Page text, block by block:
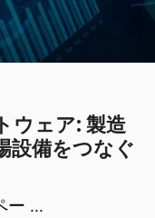
ウェア: 製造
設備をつなぐ
ー ...